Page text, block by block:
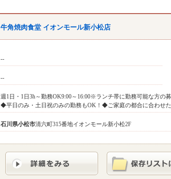
牛角焼肉食堂 イオンモール新小松店
--
--
週1日・1日3h～勤務OK9:00～16:00※ランチ帯に勤務可能な方
◆平日のみ・土日祝のみの勤務もOK！◆ご家庭の都合に合わせ
石川県小松市清六町315番地イオンモール新小松2F